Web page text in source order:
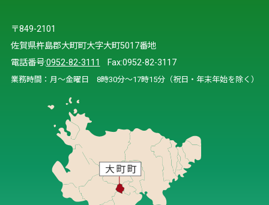
〒849-2101
佐賀県杵島郡大町町大字大町5017番地
電話番号:0952-82-3111 Fax:0952-82-3117
業務時間：月～金曜日 8時30分～17時15分（祝日・年末年始を除く）